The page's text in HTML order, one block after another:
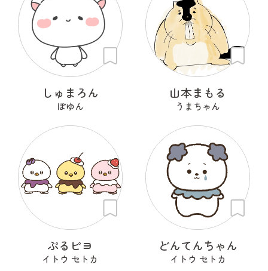
しゅまろん
ぽゆん
山本まもる
うまちゃん
ぷるピヨ
イトウ セトカ
どんてんちゃん
イトウ セトカ